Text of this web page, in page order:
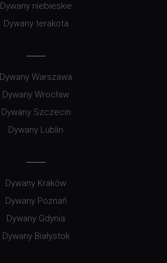
Dywany niebieskie
Dywany terakota
Dywany Warszawa
Dywany Wrocław
Dywany Szczecin
Dywany Lublin
Dywany Kraków
Dywany Poznań
Dywany Gdynia
Dywany Białystok